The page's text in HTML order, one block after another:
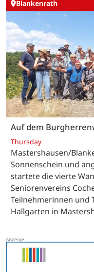
Blankenrath
Auf dem
Thursday
Mastershausen/
Sonnenschein und
startete die vierte
Seniorenvereins
Teilnehmerinnen und
Hallgarten in